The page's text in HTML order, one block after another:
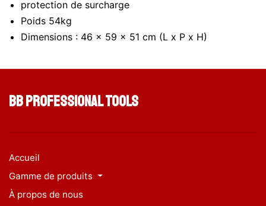
protection de surcharge
Poids 54kg
Dimensions : 46 x 59 x 51 cm (L x P x H)
BB Professional Tools
Accueil
Gamme de produits
À propos de nous